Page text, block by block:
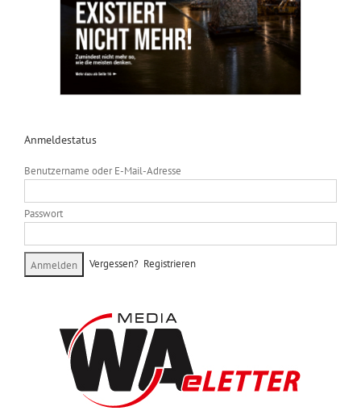
Anmeldestatus
Benutzername oder E-Mail-Adresse
Passwort
Vergessen? Registrieren